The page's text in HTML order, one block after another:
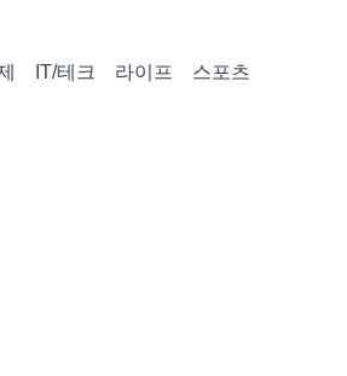
IT/테크 라이프 스포츠